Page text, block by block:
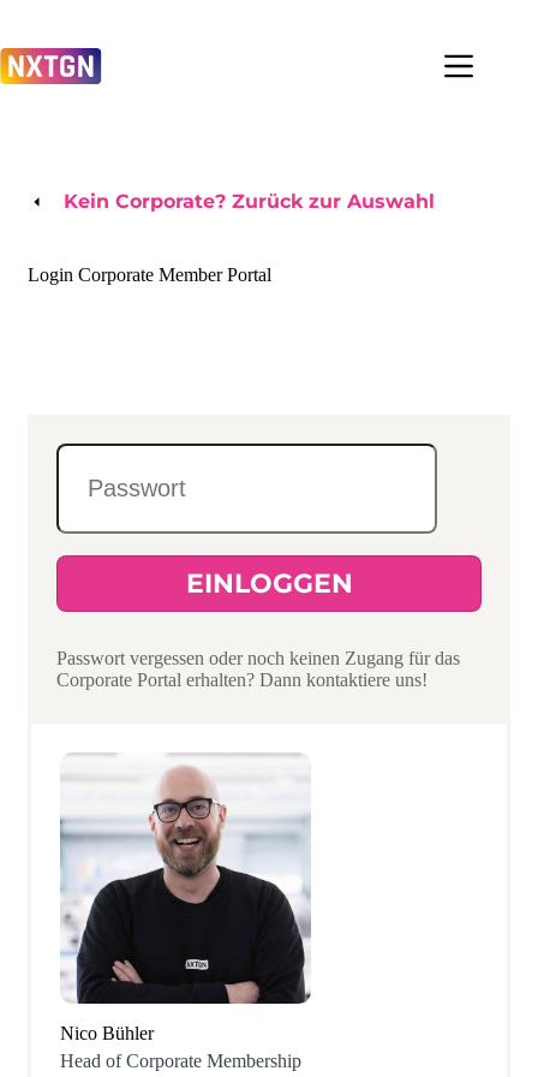
springen
Kein Corporate? Zurück zur Auswahl
Login Corporate Member Portal
EINLOGGEN
Passwort vergessen oder noch keinen Zugang für das
Corporate Portal erhalten? Dann kontaktiere uns!
Nico Bühler
Head of Corporate Membership